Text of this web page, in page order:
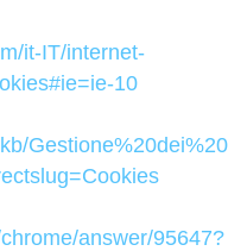
it-IT/internet-
10
answer/95647?